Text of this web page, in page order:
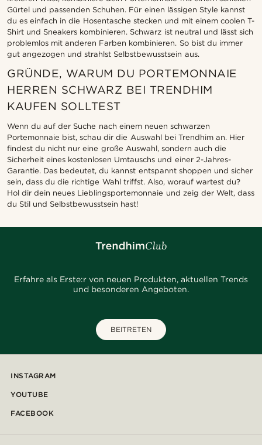
Gürtel und passenden Schuhen. Für einen lässigen Style kannst
du es einfach in die Hosentasche stecken und mit einem coolen T-
Shirt und Sneakers kombinieren. Schwarz ist neutral und lässt sich
problemlos mit anderen Farben kombinieren. So bist du immer
gut angezogen und strahlst Selbstbewusstsein aus.
GRÜNDE, WARUM DU PORTEMONNAIE
HERREN SCHWARZ BEI TRENDHIM
KAUFEN SOLLTEST
Wenn du auf der Suche nach einem neuen schwarzen
Portemonnaie bist, schau dir die Auswahl bei Trendhim an. Hier
findest du nicht nur eine große Auswahl, sondern auch die
Sicherheit eines kostenlosen Umtauschs und einer 2-Jahres-
Garantie. Das bedeutet, du kannst entspannt shoppen und sicher
sein, dass du die richtige Wahl triffst. Also, worauf wartest du?
Hol dir dein neues Lieblingsportemonnaie und zeig der Welt, dass
du Stil und Selbstbewusstsein hast!
Erfahre als Erste:r von neuen Produkten, aktuellen Trends
und besonderen Angeboten.
BEITRETEN
INSTAGRAM
YOUTUBE
FACEBOOK